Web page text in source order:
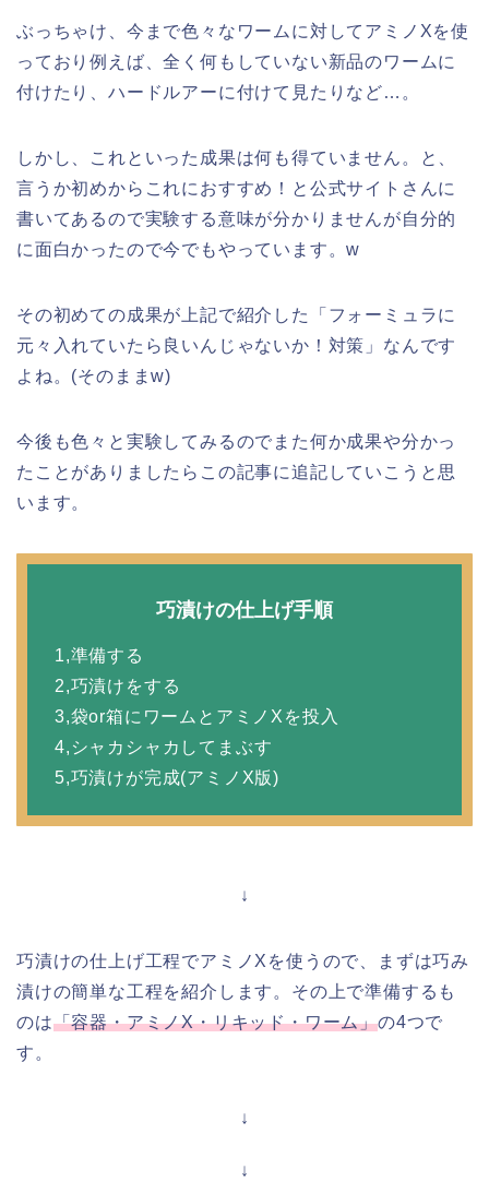
ぶっちゃけ、今まで色々なワームに対してアミノXを使
っており例えば、全く何もしていない新品のワームに
付けたり、ハードルアーに付けて見たりなど…。
しかし、これといった成果は何も得ていません。と、
言うか初めからこれにおすすめ！と公式サイトさんに
書いてあるので実験する意味が分かりませんが自分的
に面白かったので今でもやっています。w
その初めての成果が上記で紹介した「フォーミュラに
元々入れていたら良いんじゃないか！対策」なんです
よね。(そのままw)
今後も色々と実験してみるのでまた何か成果や分かっ
たことがありましたらこの記事に追記していこうと思
います。
巧漬けの仕上げ手順
1,準備する
2,巧漬けをする
3,袋or箱にワームとアミノXを投入
4,シャカシャカしてまぶす
5,巧漬けが完成(アミノX版)
↓
巧漬けの仕上げ工程でアミノXを使うので、まずは巧み
漬けの簡単な工程を紹介します。その上で準備するも
のは「容器・アミノX・リキッド・ワーム」の4つで
す。
↓
↓